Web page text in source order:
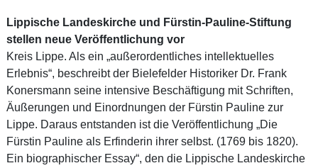
Lippische Landeskirche und Fürstin-Pauline-Stiftung
stellen neue Veröffentlichung vor
Kreis Lippe. Als ein „außerordentliches intellektuelles
Erlebnis“, beschreibt der Bielefelder Historiker Dr. Frank
Konersmann seine intensive Beschäftigung mit Schriften,
Äußerungen und Einordnungen der Fürstin Pauline zur
Lippe. Daraus entstanden ist die Veröffentlichung „Die
Fürstin Pauline als Erfinderin ihrer selbst. (1769 bis 1820).
Ein biographischer Essay“, den die Lippische Landeskirche